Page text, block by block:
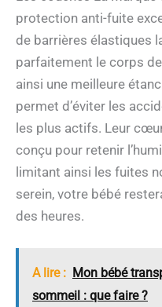
protection anti-fuite
de barrières élastiques
parfaitement le corps
ainsi une meilleure
permet d’éviter les
les plus actifs. Leur
conçu pour retenir
limitant ainsi les fuites
serein, votre bébé
des heures.
A lire : Mon bébé
sommeil : que faire ?